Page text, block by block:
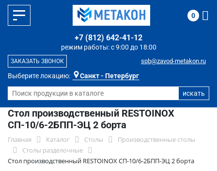
Выберите локацию: Санкт - Петербург
режим работы: с 9:00 до 18:00
+7 (812) 642-41-12
spb@zavod-metakon.ru
ЗАКАЗАТЬ ЗВОНОК
0
Стол производственный RESTOINOX
СП-10/6-2БПП-ЭЦ 2 борта
Главная Каталог Столы
Производственные столы
Столы разделочные
Стол производственный RESTOINOX СП-10/6-2БПП-ЭЦ 2 борта